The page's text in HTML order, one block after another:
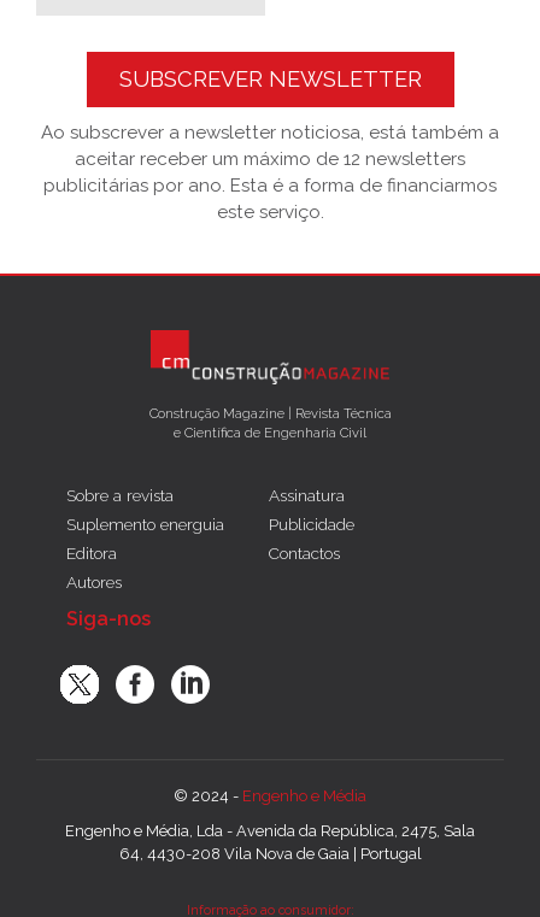
SUBSCREVER NEWSLETTER
Ao subscrever a newsletter noticiosa, está também a
aceitar receber um máximo de 12 newsletters
publicitárias por ano. Esta é a forma de financiarmos
este serviço.
Construção Magazine | Revista Técnica
e Científica de Engenharia Civil
Sobre a revista
Suplemento energuia
Editora
Autores
Assinatura
Publicidade
Contactos
Siga-nos
© 2024 - Engenho e Média
Engenho e Média, Lda - Avenida da República, 2475, Sala
64, 4430-208 Vila Nova de Gaia | Portugal
Informação ao consumidor: